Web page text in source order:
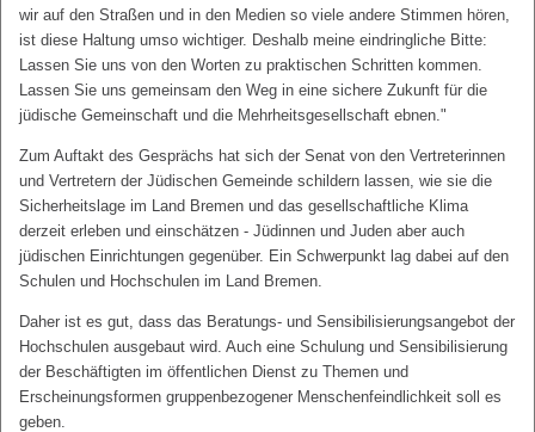
wir auf den Straßen und in den Medien so viele andere Stimmen hören,
ist diese Haltung umso wichtiger. Deshalb meine eindringliche Bitte:
Lassen Sie uns von den Worten zu praktischen Schritten kommen.
Lassen Sie uns gemeinsam den Weg in eine sichere Zukunft für die
jüdische Gemeinschaft und die Mehrheitsgesellschaft ebnen."
Zum Auftakt des Gesprächs hat sich der Senat von den Vertreterinnen
und Vertretern der Jüdischen Gemeinde schildern lassen, wie sie die
Sicherheitslage im Land Bremen und das gesellschaftliche Klima
derzeit erleben und einschätzen - Jüdinnen und Juden aber auch
jüdischen Einrichtungen gegenüber. Ein Schwerpunkt lag dabei auf den
Schulen und Hochschulen im Land Bremen.
Daher ist es gut, dass das Beratungs- und Sensibilisierungsangebot der
Hochschulen ausgebaut wird. Auch eine Schulung und Sensibilisierung
der Beschäftigten im öffentlichen Dienst zu Themen und
Erscheinungsformen gruppenbezogener Menschenfeindlichkeit soll es
geben.